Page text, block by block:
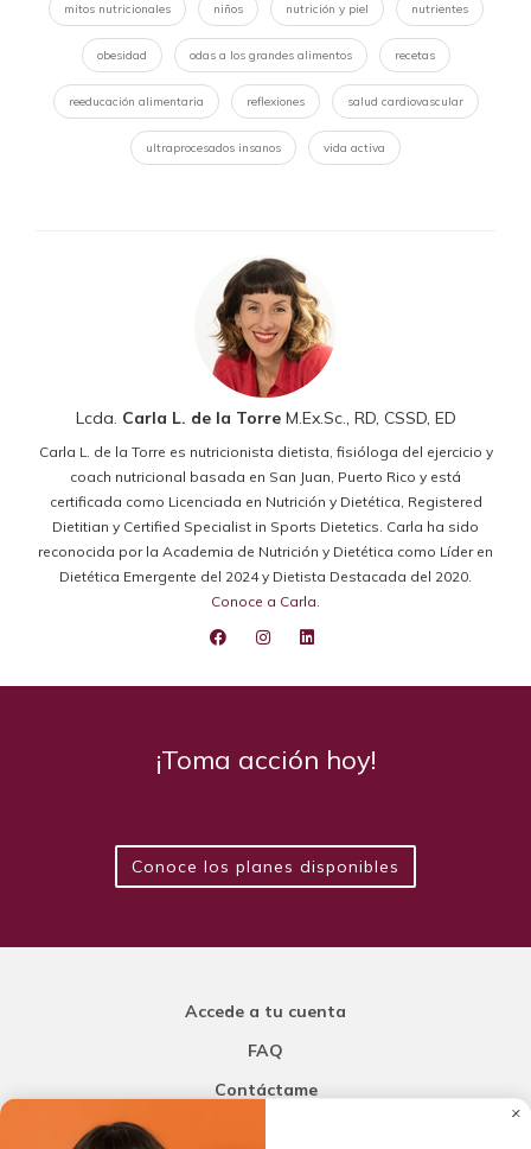
mitos nutricionales niños nutrición y piel nutrientes
obesidad odas a los grandes alimentos recetas
reeducación alimentaria reflexiones salud cardiovascular
ultraprocesados insanos vida activa
Lcda. Carla L. de la TorreM.Ex.Sc., RD, CSSD, ED
Carla L. de la Torre es nutricionista dietista, fisióloga del ejercicio y
coach nutricional basada en San Juan, Puerto Rico y está
certificada como Licenciada en Nutrición y Dietética, Registered
Dietitian y Certified Specialist in Sports Dietetics. Carla ha sido
reconocida por la Academia de Nutrición y Dietética como Líder en
Dietética Emergente del 2024 y Dietista Destacada del 2020.
Conoce a Carla.
¡Toma acción hoy!
Conoce los planes disponibles
Accede a tu cuenta
FAQ
Contáctame